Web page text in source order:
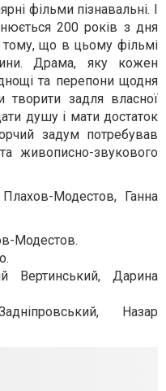
фільми пізнавальні. І
200 років з дня
що в цьому фільмі
Драма, яку кожен
та перепони щодня
творити задля власної
душу і мати достаток
задум потребував
живописно-звукового
Модестов, Ганна
Модестов.
Вертинський, Дарина
Назар